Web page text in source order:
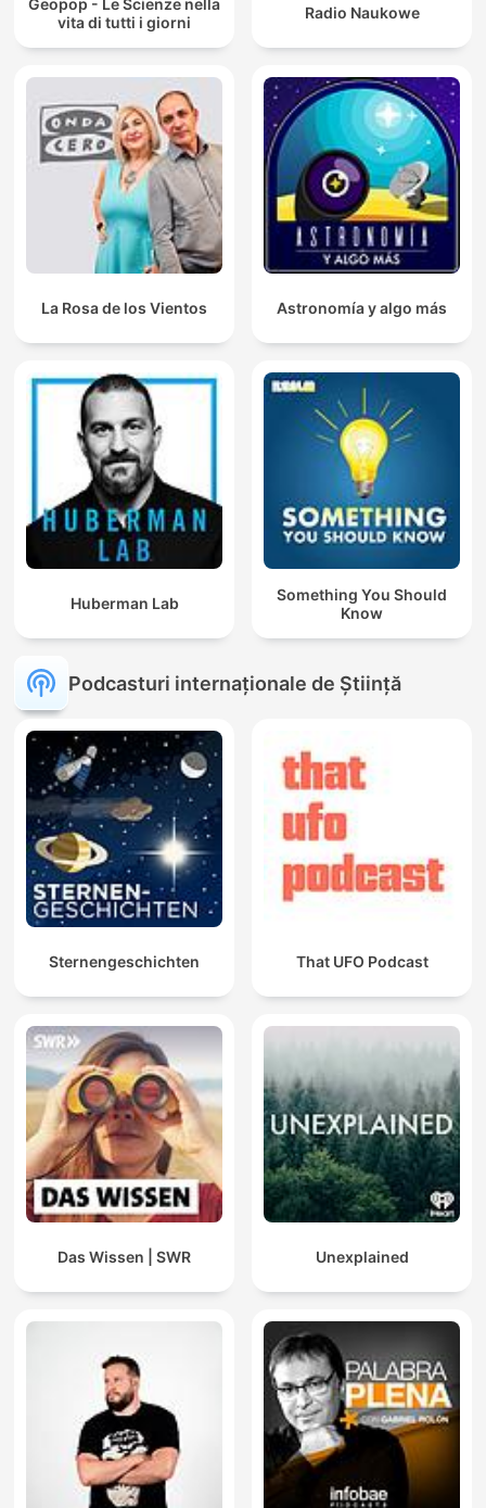
vita di tutti i giorni
Radio Naukowe
La Rosa de los Vientos Astronomía y algo más
Huberman Lab
Something You Should
Know
Podcasturi internaționale de Știință
Sternengeschichten That UFO Podcast
Das Wissen | SWR Unexplained